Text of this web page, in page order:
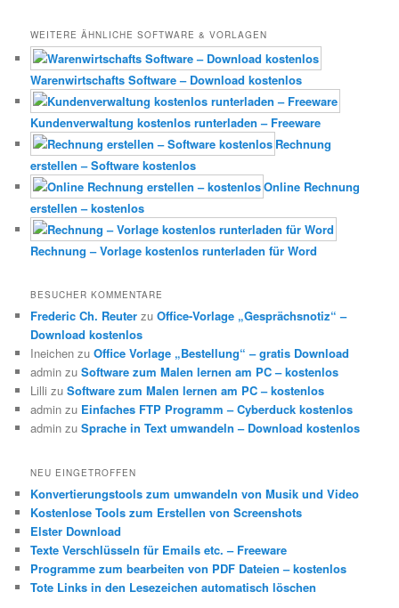
WEITERE ÄHNLICHE SOFTWARE & VORLAGEN
Warenwirtschafts Software – Download kostenlos
Kundenverwaltung kostenlos runterladen – Freeware
Rechnung
erstellen – Software kostenlos
Online Rechnung
erstellen – kostenlos
Rechnung – Vorlage kostenlos runterladen für Word
BESUCHER KOMMENTARE
Frederic Ch. Reuter zuOffice-Vorlage „Gesprächsnotiz“ –
Download kostenlos
Ineichen zuOffice Vorlage „Bestellung“ – gratis Download
admin zuSoftware zum Malen lernen am PC – kostenlos
Lilli zuSoftware zum Malen lernen am PC – kostenlos
admin zu Einfaches FTP Programm – Cyberduck kostenlos
admin zuSprache in Text umwandeln – Download kostenlos
NEU EINGETROFFEN
Konvertierungstools zum umwandeln von Musik und Video
Kostenlose Tools zum Erstellen von Screenshots
Elster Download
Texte Verschlüsseln für Emails etc. – Freeware
Programme zum bearbeiten von PDF Dateien – kostenlos
Tote Links in den Lesezeichen automatisch löschen